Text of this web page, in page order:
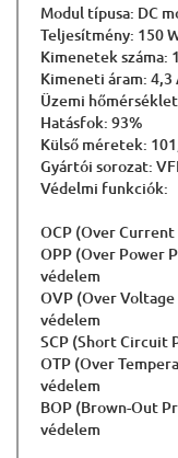
Modul típusa: DC
Teljesítmény: 150
Kimenetek száma: 1
Kimeneti áram: 4,3
Üzemi
Hatásfok: 93%
Külső méretek:
Gyártói sorozat:
Védelmi funkciók:
OCP (Over
OPP (Over Power
védelem
OVP (Over
védelem
SCP (Short Circuit
OTP (Over
védelem
BOP (Brown-Out
védelem